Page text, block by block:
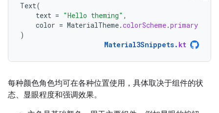
Text(
text = "Hello theming" ,
color = MaterialTheme.colorScheme.primary
)
Material3Snippets. kt
每种颜色角色均可在各种位置使用，具体取决于组件的状
态、显眼程度和强调效果。